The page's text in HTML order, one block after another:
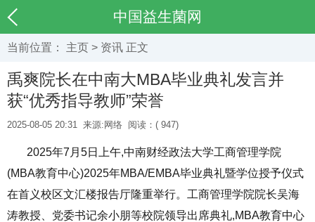
中国益生菌网
当前位置： 主页 > 资讯 正文
禹爽院长在中南大MBA毕业典礼发言并
获“优秀指导教师”荣誉
2025-08-05 20:31 来源:网络 阅读：( 947)
2025年7月5日上午,中南财经政法大学工商管理学院
(MBA教育中心)2025年MBA/EMBA毕业典礼暨学位授予仪式
在首义校区文汇楼报告厅隆重举行。工商管理学院院长吴海
涛教授、党委书记余小朋等校院领导出席典礼,MBA教育中心